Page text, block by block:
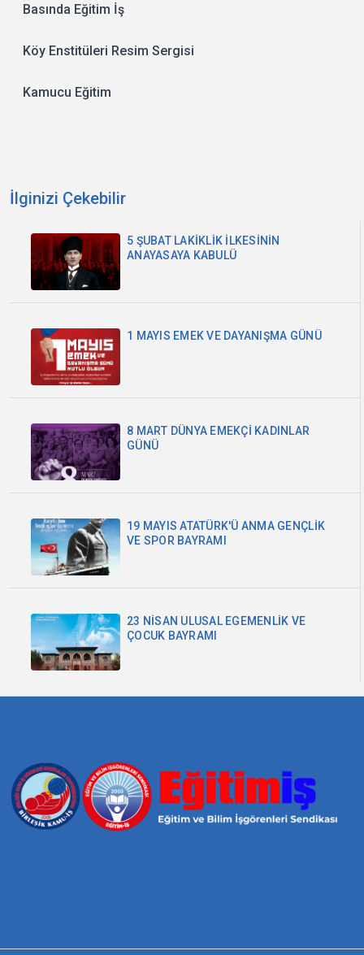
Basında Eğitim İş
Köy Enstitüleri Resim Sergisi
Kamucu Eğitim
İlginizi Çekebilir
5 ŞUBAT LAKİKLİK İLKESİNİN
ANAYASAYA KABULÜ
1 MAYIS EMEK VE DAYANIŞMA GÜNÜ
8 MART DÜNYA EMEKÇİ KADINLAR
GÜNÜ
19 MAYIS ATATÜRK'Ü ANMA GENÇLİK
VE SPOR BAYRAMI
23 NİSAN ULUSAL EGEMENLİK VE
ÇOCUK BAYRAMI